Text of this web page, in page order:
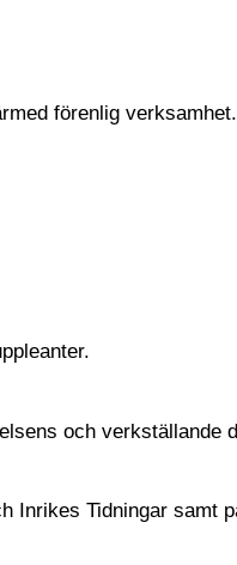
förenlig verksamhet.
och verkställande
Tidningar samt